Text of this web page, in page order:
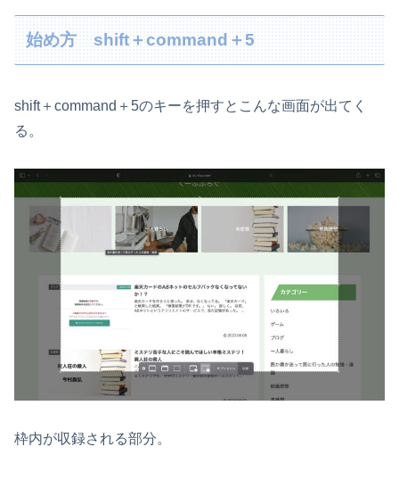
始め方 shift＋command＋5
shift＋command＋5のキーを押すとこんな画面が出てく
る。
枠内が収録される部分。